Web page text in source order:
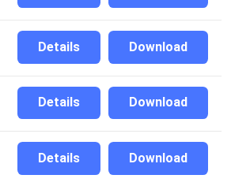
Download
Details
Download
Details
Download
Details